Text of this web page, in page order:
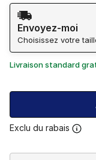
Méthode
Envoyez-moi
Choisissez votre
Livraison standard
Exclu du rabais